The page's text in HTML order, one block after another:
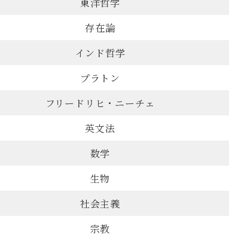
存在論
インド哲学
プラトン
フリードリヒ・ニーチェ
英文法
数学
生物
社会主義
宗教